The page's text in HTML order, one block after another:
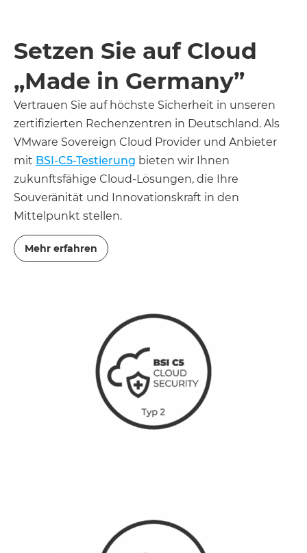
Setzen Sie auf Cloud
„Made in Germany”
Vertrauen Sie auf höchste Sicherheit in unseren
zertifizierten Rechenzentren in Deutschland. Als
VMware Sovereign Cloud Provider und Anbieter
mit BSI-C5-Testierung bieten wir Ihnen
zukunftsfähige Cloud-Lösungen, die Ihre
Souveränität und Innovationskraft in den
Mittelpunkt stellen.
Mehr erfahren